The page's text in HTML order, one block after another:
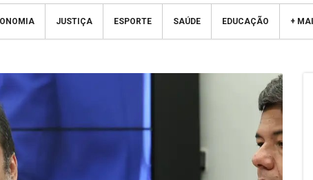
JUSTIÇA ESPORTE SAÚDE EDUCAÇÃO +